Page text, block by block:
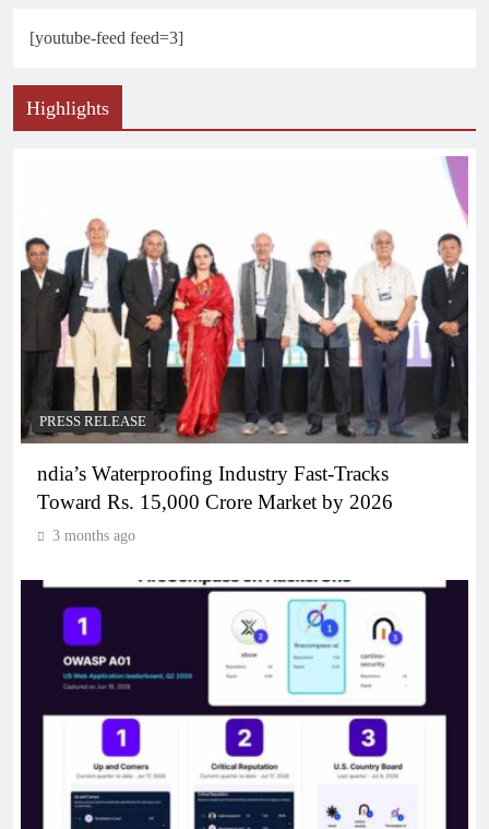
[youtube-feed feed=3]
Highlights
PRESS RELEASE
ndia’s Waterproofing Industry Fast-Tracks
Toward Rs. 15,000 Crore Market by 2026
3 months ago